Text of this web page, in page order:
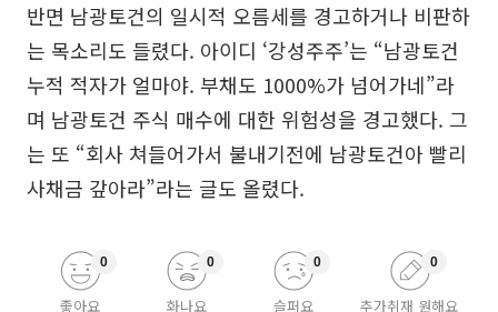
반면 남광토건의 일시적 오름세를 경고하거나 비판하
는 목소리도 들렸다. 아이디 ‘강성주주’는 “남광토건
누적 적자가 얼마야. 부채도 1000%가 넘어가네”라
며 남광토건 주식 매수에 대한 위험성을 경고했다. 그
는 또 “회사 쳐들어가서 불내기전에 남광토건아 빨리
사채금 갚아라”라는 글도 올렸다.
좋아요
0
화나요
0
슬퍼요
0
추가취재 원해요
0